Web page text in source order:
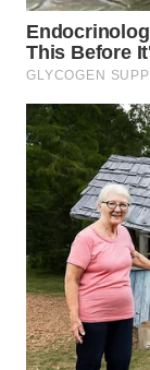
WN
TANJUNG
LESUNG
WN
KARO
WN
SIMALUNGUN
WN
LABUHANBATU
WN